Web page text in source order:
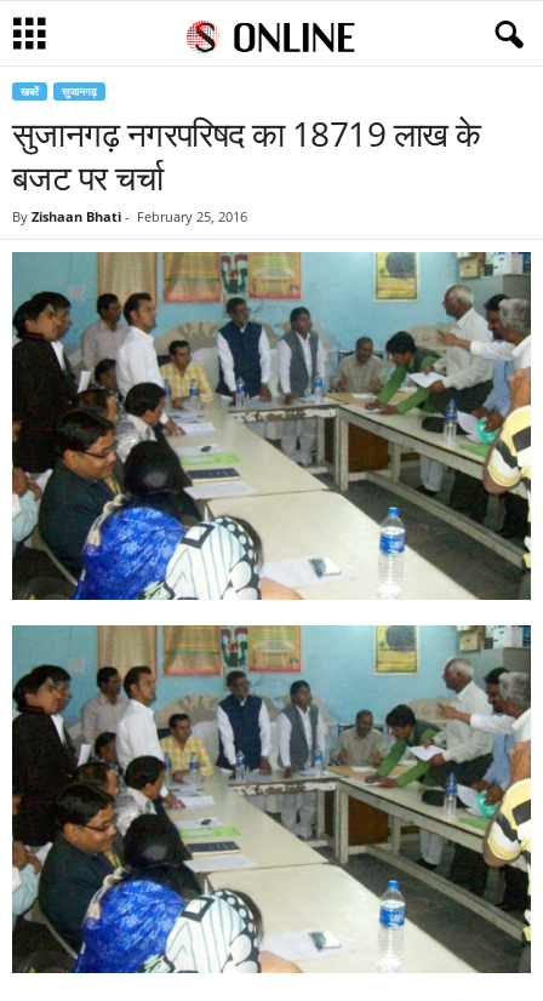
खबरें सुजानगढ़
सुजानगढ़ नगरपरिषद का 18719 लाख के
बजट पर चर्चा
By Zishaan Bhati - February 25, 2016